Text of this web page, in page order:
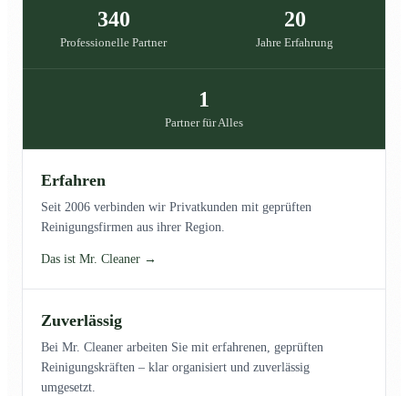
340
Professionelle Partner
20
Jahre Erfahrung
1
Partner für Alles
Erfahren
Seit 2006 verbinden wir Privatkunden mit geprüften
Reinigungsfirmen aus ihrer Region.
Das ist Mr. Cleaner →
Zuverlässig
Bei Mr. Cleaner arbeiten Sie mit erfahrenen, geprüften
Reinigungskräften – klar organisiert und zuverlässig
umgesetzt.